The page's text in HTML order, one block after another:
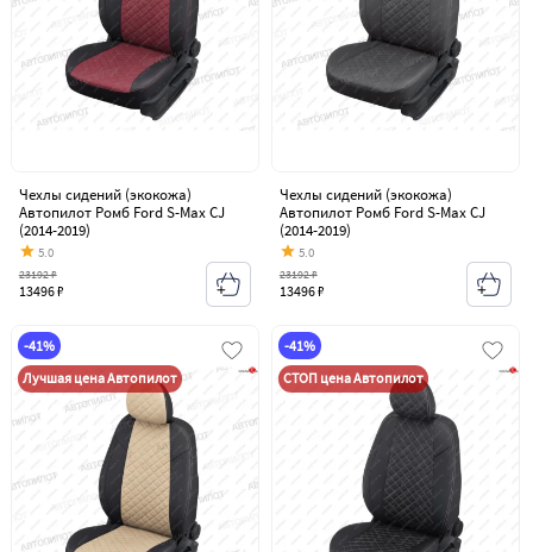
Чехлы сидений (экокожа)
Автопилот Ромб Ford S-Max CJ
(2014-2019)
5.0
13496 ₽
23192 ₽
Чехлы сидений (экокожа)
Автопилот Ромб Ford S-Max CJ
(2014-2019)
5.0
13496 ₽
23192 ₽
-41%
Лучшая цена Автопилот
-41%
СТОП цена Автопилот